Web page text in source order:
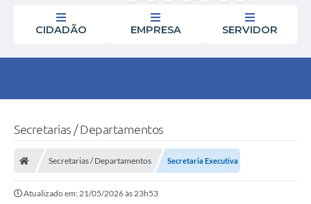
CIDADÃO EMPRESA SERVIDOR
Secretarias / Departamentos
Secretarias / Departamentos Secretaria Executiva
Atualizado em: 21/05/2026 às 23h53